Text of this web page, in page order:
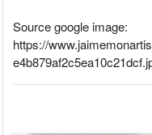
Source google image:
https://